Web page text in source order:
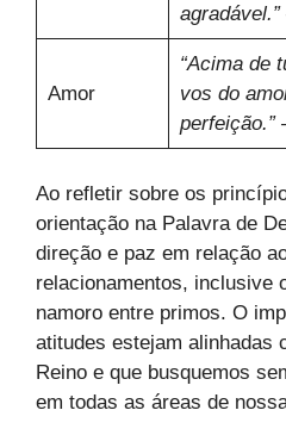
Amor
“Acima de
vos do
perfeição.”
Ao refletir sobre os
orientação na Palavra de
direção e paz em relação
relacionamentos, inclusive
namoro entre primos. O
atitudes estejam alinhadas
Reino e que busquemos
em todas as áreas de